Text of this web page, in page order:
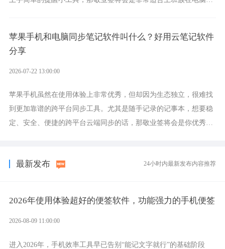
苹果手机和电脑同步笔记软件叫什么？好用云笔记软件
分享
2026-07-22 13:00:00
苹果手机虽然在使用体验上非常优秀，但却因为生态独立，很难找
到更加靠谱的跨平台同步工具。尤其是随手记录的记事本，想要稳
定、安全、便捷的跨平台云端同步的话，那敬业签将会是你优秀的
最新发布 24小时内最新发布内容推荐
2026年使用体验超好的便签软件，功能强力的手机便签
2026-08-09 11:00:00
进入2026年，手机效率工具早已告别“能记文字就行”的基础阶段